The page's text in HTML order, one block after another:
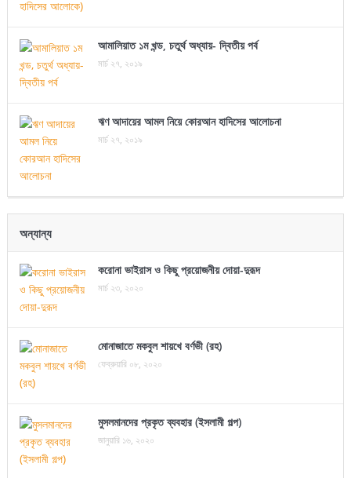
আমালিয়াত ১ম খন্ড, চতুর্থ অধ্যায়- দ্বিতীয় পর্ব
মার্চ ২৭, ২০১৯
ঋণ আদায়ের আমল নিয়ে কোরআন হাদিসের আলোচনা
মার্চ ২৭, ২০১৯
অন্যান্য
করোনা ভাইরাস ও কিছু প্রয়োজনীয় দোয়া-দুরূদ
মার্চ ২৩, ২০২০
মোনাজাতে মকবুল শায়খে বর্ণভী (রহ)
ফেব্রুয়ারি ০৮, ২০২০
মুসলমানদের প্রকৃত ব্যবহার (ইসলামী গল্প)
জানুয়ারি ১৬, ২০২০